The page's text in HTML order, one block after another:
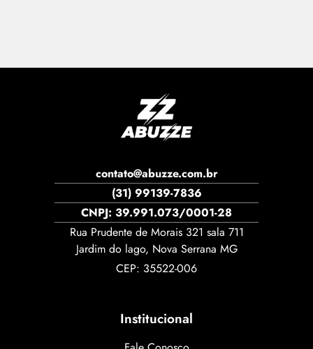
contato@abuzze.com.br
(31) 99139-7836
CNPJ: 39.991.073/0001-28
Rua Prudente de Morais 321 sala 711
Jardim do lago, Nova Serrana MG
CEP: 35522-006
Institucional